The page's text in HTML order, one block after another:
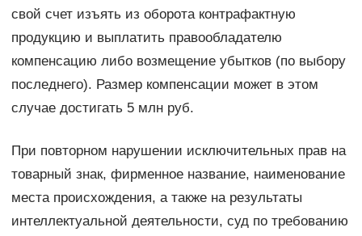
свой счет изъять из оборота контрафактную
продукцию и выплатить правообладателю
компенсацию либо возмещение убытков (по выбору
последнего). Размер компенсации может в этом
случае достигать 5 млн руб.
При повторном нарушении исключительных прав на
товарный знак, фирменное название, наименование
места происхождения, а также на результаты
интеллектуальной деятельности, суд по требованию